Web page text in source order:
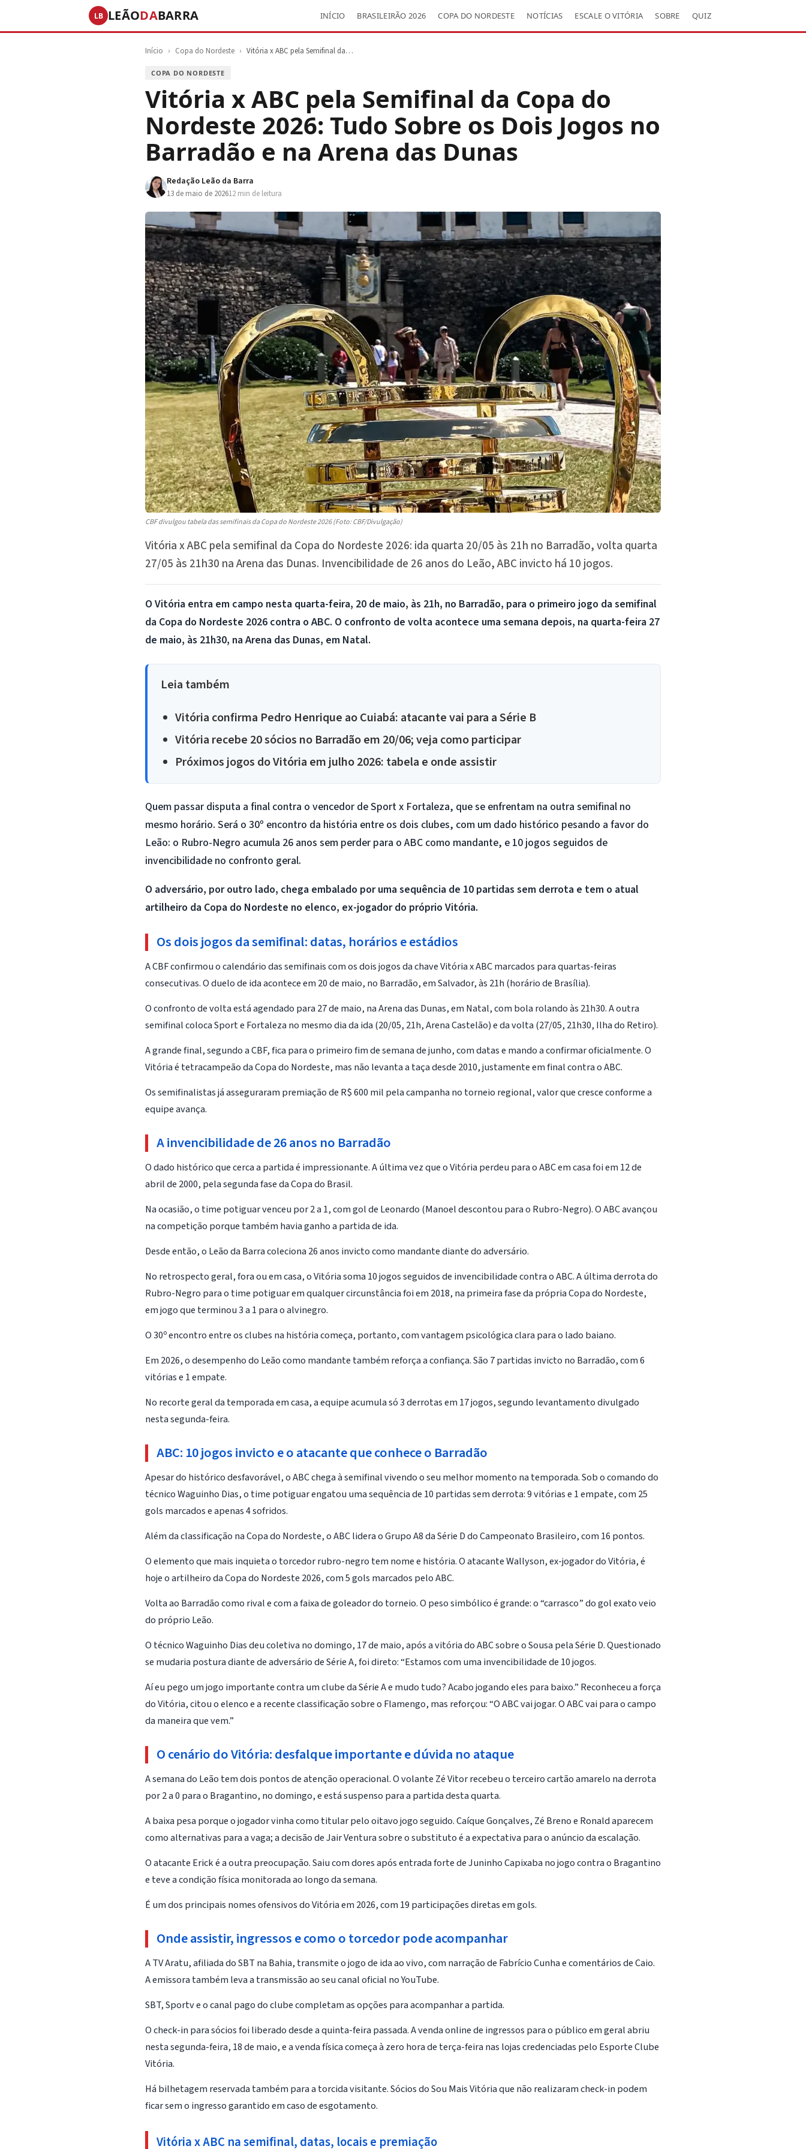
LB LEÃODABARRA INÍCIO BRASILEIRÃO 2026 COPA DO NORDESTE NOTÍCIAS ESCALE O VITÓRIA SOBRE QUIZ
Início › Copa do Nordeste › Vitória x ABC pela Semifinal da…
COPA DO NORDESTE
Vitória x ABC pela Semifinal da Copa do
Nordeste 2026: Tudo Sobre os Dois Jogos no
Barradão e na Arena das Dunas
Redação Leão da Barra
13 de maio de 202612 min de leitura
CBF divulgou tabela das semifinais da Copa do Nordeste 2026 (Foto: CBF/Divulgação)
Vitória x ABC pela semifinal da Copa do Nordeste 2026: ida quarta 20/05 às 21h no Barradão, volta quarta
27/05 às 21h30 na Arena das Dunas. Invencibilidade de 26 anos do Leão, ABC invicto há 10 jogos.
O Vitória entra em campo nesta quarta-feira, 20 de maio, às 21h, no Barradão, para o primeiro jogo da semifinal
da Copa do Nordeste 2026 contra o ABC. O confronto de volta acontece uma semana depois, na quarta-feira 27
de maio, às 21h30, na Arena das Dunas, em Natal.
Leia também
Vitória confirma Pedro Henrique ao Cuiabá: atacante vai para a Série B
Vitória recebe 20 sócios no Barradão em 20/06; veja como participar
Próximos jogos do Vitória em julho 2026: tabela e onde assistir
Quem passar disputa a final contra o vencedor de Sport x Fortaleza, que se enfrentam na outra semifinal no
mesmo horário. Será o 30º encontro da história entre os dois clubes, com um dado histórico pesando a favor do
Leão: o Rubro-Negro acumula 26 anos sem perder para o ABC como mandante, e 10 jogos seguidos de
invencibilidade no confronto geral.
O adversário, por outro lado, chega embalado por uma sequência de 10 partidas sem derrota e tem o atual
artilheiro da Copa do Nordeste no elenco, ex-jogador do próprio Vitória.
Os dois jogos da semifinal: datas, horários e estádios
A CBF confirmou o calendário das semifinais com os dois jogos da chave Vitória x ABC marcados para quartas-feiras
consecutivas. O duelo de ida acontece em 20 de maio, no Barradão, em Salvador, às 21h (horário de Brasília).
O confronto de volta está agendado para 27 de maio, na Arena das Dunas, em Natal, com bola rolando às 21h30. A outra
semifinal coloca Sport e Fortaleza no mesmo dia da ida (20/05, 21h, Arena Castelão) e da volta (27/05, 21h30, Ilha do Retiro).
A grande final, segundo a CBF, fica para o primeiro fim de semana de junho, com datas e mando a confirmar oficialmente. O
Vitória é tetracampeão da Copa do Nordeste, mas não levanta a taça desde 2010, justamente em final contra o ABC.
Os semifinalistas já asseguraram premiação de R$ 600 mil pela campanha no torneio regional, valor que cresce conforme a
equipe avança.
A invencibilidade de 26 anos no Barradão
O dado histórico que cerca a partida é impressionante. A última vez que o Vitória perdeu para o ABC em casa foi em 12 de
abril de 2000, pela segunda fase da Copa do Brasil.
Na ocasião, o time potiguar venceu por 2 a 1, com gol de Leonardo (Manoel descontou para o Rubro-Negro). O ABC avançou
na competição porque também havia ganho a partida de ida.
Desde então, o Leão da Barra coleciona 26 anos invicto como mandante diante do adversário.
No retrospecto geral, fora ou em casa, o Vitória soma 10 jogos seguidos de invencibilidade contra o ABC. A última derrota do
Rubro-Negro para o time potiguar em qualquer circunstância foi em 2018, na primeira fase da própria Copa do Nordeste,
em jogo que terminou 3 a 1 para o alvinegro.
O 30º encontro entre os clubes na história começa, portanto, com vantagem psicológica clara para o lado baiano.
Em 2026, o desempenho do Leão como mandante também reforça a confiança. São 7 partidas invicto no Barradão, com 6
vitórias e 1 empate.
No recorte geral da temporada em casa, a equipe acumula só 3 derrotas em 17 jogos, segundo levantamento divulgado
nesta segunda-feira.
ABC: 10 jogos invicto e o atacante que conhece o Barradão
Apesar do histórico desfavorável, o ABC chega à semifinal vivendo o seu melhor momento na temporada. Sob o comando do
técnico Waguinho Dias, o time potiguar engatou uma sequência de 10 partidas sem derrota: 9 vitórias e 1 empate, com 25
gols marcados e apenas 4 sofridos.
Além da classificação na Copa do Nordeste, o ABC lidera o Grupo A8 da Série D do Campeonato Brasileiro, com 16 pontos.
O elemento que mais inquieta o torcedor rubro-negro tem nome e história. O atacante Wallyson, ex-jogador do Vitória, é
hoje o artilheiro da Copa do Nordeste 2026, com 5 gols marcados pelo ABC.
Volta ao Barradão como rival e com a faixa de goleador do torneio. O peso simbólico é grande: o “carrasco” do gol exato veio
do próprio Leão.
O técnico Waguinho Dias deu coletiva no domingo, 17 de maio, após a vitória do ABC sobre o Sousa pela Série D. Questionado
se mudaria postura diante de adversário de Série A, foi direto: “Estamos com uma invencibilidade de 10 jogos.
Aí eu pego um jogo importante contra um clube da Série A e mudo tudo? Acabo jogando eles para baixo.” Reconheceu a força
do Vitória, citou o elenco e a recente classificação sobre o Flamengo, mas reforçou: “O ABC vai jogar. O ABC vai para o campo
da maneira que vem.”
O cenário do Vitória: desfalque importante e dúvida no ataque
A semana do Leão tem dois pontos de atenção operacional. O volante Zé Vitor recebeu o terceiro cartão amarelo na derrota
por 2 a 0 para o Bragantino, no domingo, e está suspenso para a partida desta quarta.
A baixa pesa porque o jogador vinha como titular pelo oitavo jogo seguido. Caíque Gonçalves, Zé Breno e Ronaldaparecem
como alternativas para a vaga; a decisão deJair Venturasobre o substituto é a expectativa para o anúncio da escalação.
O atacante Erick é a outra preocupação. Saiu com dores após entrada forte de Juninho Capixaba no jogo contra o Bragantino
e teve a condição física monitorada ao longo da semana.
É um dos principais nomes ofensivos do Vitória em 2026, com 19 participações diretas em gols.
Onde assistir, ingressos e como o torcedor pode acompanhar
A TV Aratu, afiliada do SBT na Bahia, transmite o jogo de ida ao vivo, com narração de Fabrício Cunha e comentários de Caio.
A emissora também leva a transmissão ao seu canal oficial no YouTube.
SBT, Sportv e o canal pago do clube completam as opções para acompanhar a partida.
O check-in para sócios foi liberado desde a quinta-feira passada. A venda online de ingressos para o público em geral abriu
nesta segunda-feira, 18 de maio, e a venda física começa à zero hora de terça-feira nas lojas credenciadas pelo Esporte Clube
Vitória.
Há bilhetagem reservada também para a torcida visitante. Sócios do Sou Mais Vitória que não realizaram check-in podem
ficar sem o ingresso garantido em caso de esgotamento.
Vitória x ABC na semifinal, datas, locais e premiação